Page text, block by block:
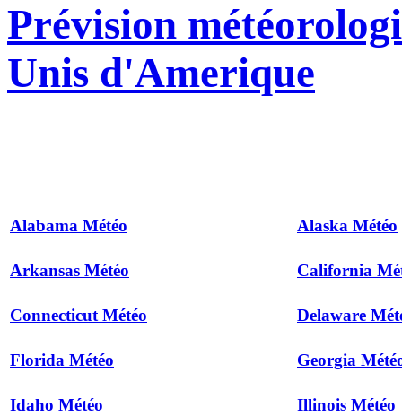
Prévision
Unis d'Amerique
Alabama Météo Alaska Météo
Arkansas Météo California
Connecticut Météo Delaware
Florida Météo Georgia
Idaho Météo Illinois Météo